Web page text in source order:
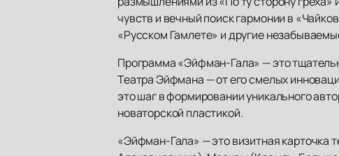
чувств и вечный поиск гармонии в
«Русском Гамлете» и другие
Программа «Эйфман-Гала» — это
Театра Эйфмана — от его смелых
это шаг в формировании уникального
новаторской пластикой.
«Эйфман-Гала» — это визитная карточка